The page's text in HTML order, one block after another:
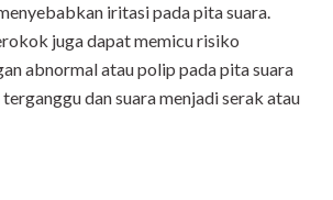
iritasi pada pita suara.
juga dapat memicu risiko
abnormal atau polip pada pita suara
dan suara menjadi serak atau